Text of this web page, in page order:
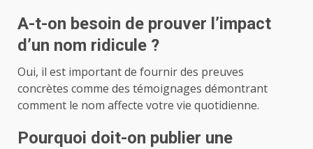
A-t-on besoin de prouver l’impact
d’un nom ridicule ?
Oui, il est important de fournir des preuves
concrètes comme des témoignages démontrant
comment le nom affecte votre vie quotidienne.
Pourquoi doit-on publier une